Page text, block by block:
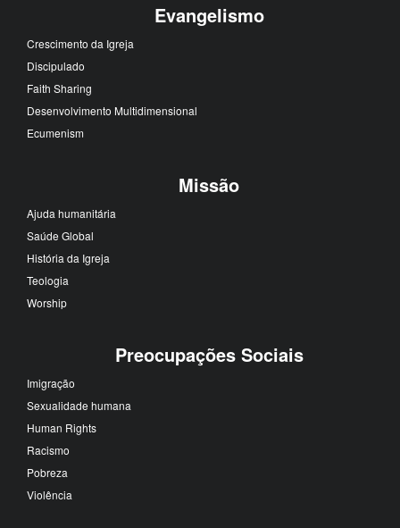
Evangelismo
Crescimento da Igreja
Discipulado
Faith Sharing
Desenvolvimento Multidimensional
Ecumenism
Missão
Ajuda humanitária
Saúde Global
História da Igreja
Teologia
Worship
Preocupações Sociais
Imigração
Sexualidade humana
Human Rights
Racismo
Pobreza
Violência